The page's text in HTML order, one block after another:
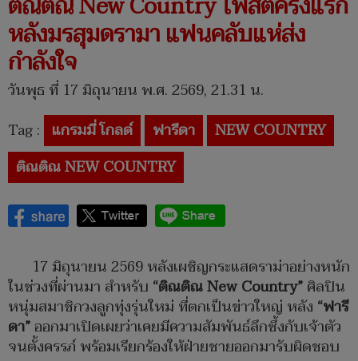
หลังมรสุมดรามา แฟนคลับแห่ส่ง
กำลังใจ
วันพุธ ที่ 17 มิถุนายน พ.ศ. 2569, 21.31 น.
Tag : แกรมมี่ โกลด์ ฟารีดา
NEW COUNTRY
ติณติณ NEW COUNTRY
17 มิถุนายน 2569 หลังเผชิญกระแสดราม่าอย่างหนัก
ในช่วงที่ผ่านมา สำหรับ “ติณติณ New Country”ศิลปิน
หนุ่มสมาชิกวงลูกทุ่งรุ่นใหม่ ที่ตกเป็นข่าวใหญ่ หลัง “ฟารี
ดา”ออกมาเปิดเผยว่าเคยมีความสัมพันธ์ลึกซึ้งกับเจ้าตัว
จนตั้งครรภ์ พร้อมเรียกร้องให้ฝ่ายชายออกมารับผิดชอบ